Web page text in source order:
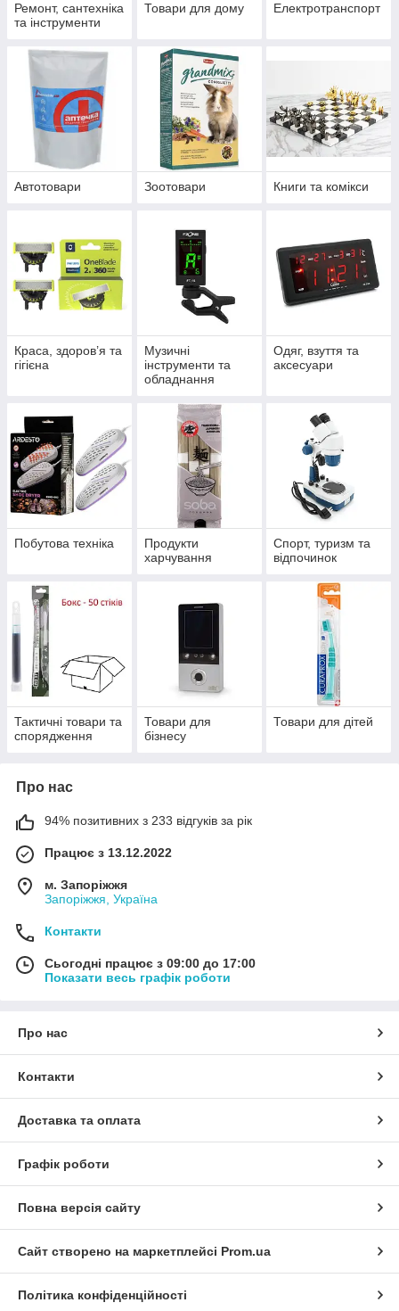
Ремонт, сантехніка
та інструменти
Товари для дому Електротранспорт
Автотовари Зоотовари Книги та комікси
Краса, здоров’я та
гігієна
Музичні
інструменти та
обладнання
Одяг, взуття та
аксесуари
Побутова техніка
Продукти
харчування
Спорт, туризм та
відпочинок
Тактичні товари та
спорядження
Товари для
бізнесу
Товари для дітей
Про нас
94% позитивних з 233 відгуків за рік
Працює з 13.12.2022
м. Запоріжжя
Запоріжжя, Україна
Контакти
Сьогодні працює з 09:00 до 17:00
Показати весь графік роботи
Про нас
Контакти
Доставка та оплата
Графік роботи
Повна версія сайту
Сайт створено на маркетплейсі Prom.ua
Політика конфіденційності